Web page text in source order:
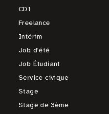
CDI
Freelance
Intérim
Job d'été
Job Étudiant
Service civique
Stage
Stage de 3ème